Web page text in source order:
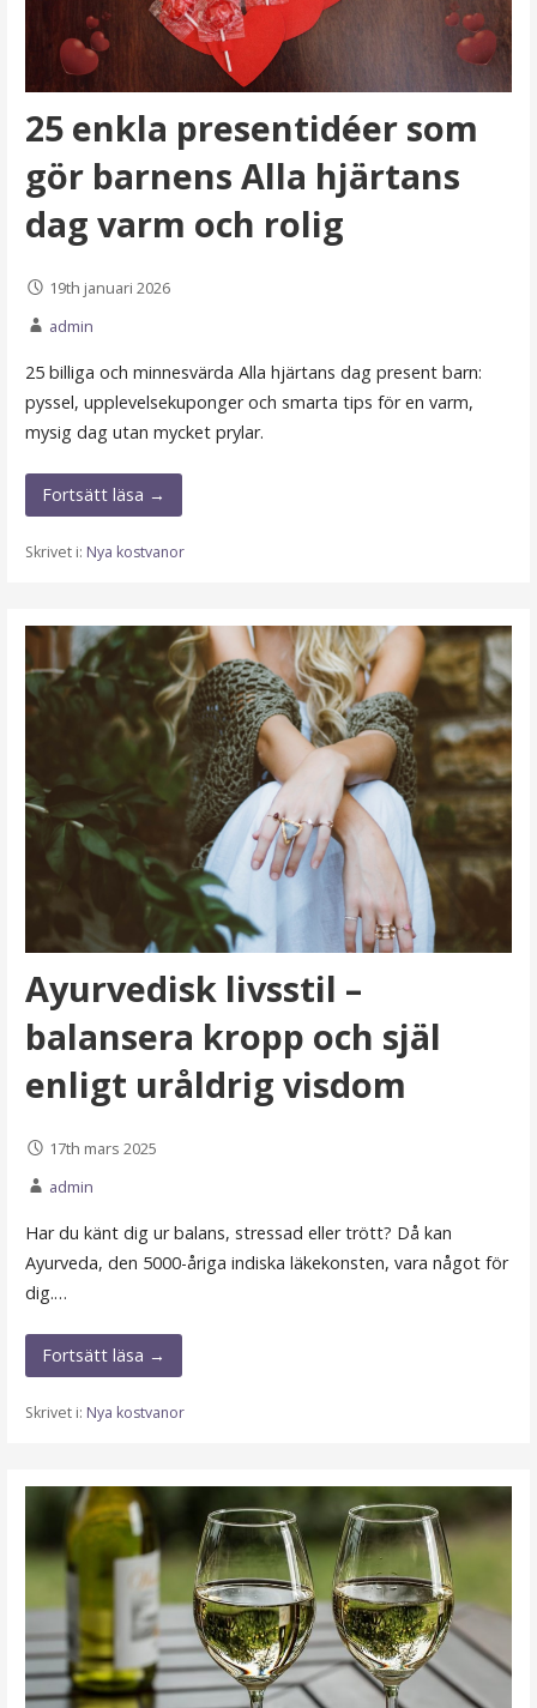
25 enkla presentidéer som
gör barnens Alla hjärtans
dag varm och rolig
19th januari 2026
admin
25 billiga och minnesvärda Alla hjärtans dag present barn:
pyssel, upplevelsekuponger och smarta tips för en varm,
mysig dag utan mycket prylar.
Fortsätt läsa →
Skrivet i: Nya kostvanor
Ayurvedisk livsstil –
balansera kropp och själ
enligt uråldrig visdom
17th mars 2025
admin
Har du känt dig ur balans, stressad eller trött? Då kan
Ayurveda, den 5000-åriga indiska läkekonsten, vara något för
dig.…
Fortsätt läsa →
Skrivet i: Nya kostvanor